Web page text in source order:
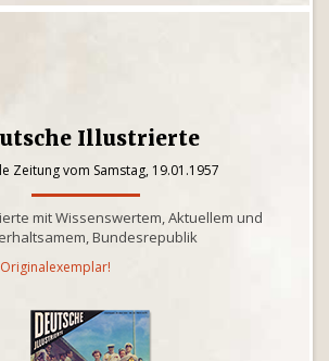
Illustrierte
Zeitung vom Samstag, 19.01.1957
mit Wissenswertem, Aktuellem und
Bundesrepublik